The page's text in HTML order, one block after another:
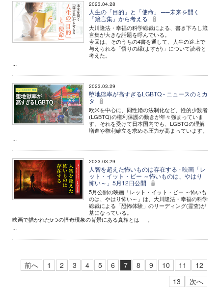
2023.04.28
人生の「目的」と「使命」 ──未来を開く
『箴言集』から考える
大川隆法・幸福の科学総裁による、書き下ろし箴
言集が大きな話題を呼んでいる。
今回は、そのうちの4書を通して、人生の途上で
与えられる「悟りの縁(よすが)」について読者と
考えた。
...
2023.03.29
堕地獄率が高すぎるLGBTQ - ニュースのミカ
タ
欧米を中心に、同性婚の法制化など、性的少数者
(LGBTQ)の権利保護の動きが年々強まっていま
す。それを受けて日本国内でも、LGBTQの理解
増進や権利確立を求める圧力が高まっています。
...
2023.03.29
人智を超えた怖いものは存在する - 映画「レ
ット・イット・ビー ～怖いものは、やはり
怖い～」5月12日公開
5月公開の映画「レット・イット・ビー ～怖いも
のは、やはり怖い～」は、大川隆法・幸福の科学
総裁による「恐怖体験」のリーディング(霊査)が
基になっている。
映画で描かれた5つの怪奇現象の背景にある真相とは──。
...
前へ 1 2 3 4 5 6 7 8 9 10 11
12
13
次へ